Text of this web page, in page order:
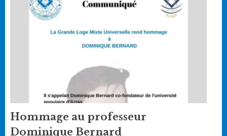
Hommage au professeur
Dominique Bernard